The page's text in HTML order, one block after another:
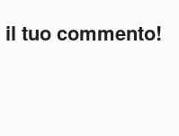
tuo commento!